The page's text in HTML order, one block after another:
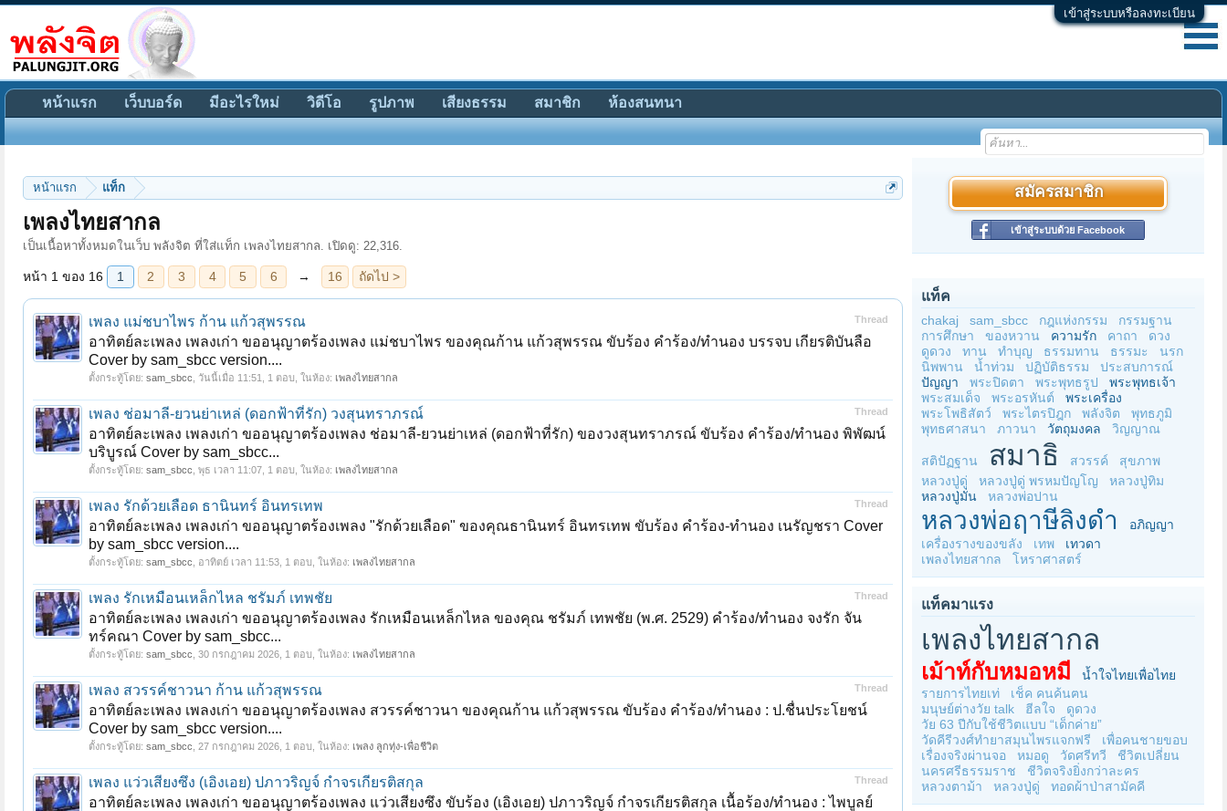
เข้าสู่ระบบหรือลงทะเบียน
หน้าแรก แท็ก
เพลงไทยสากล
เป็นเนื้อหาทั้งหมดในเว็บ พลังจิต ที่ใส่แท็ก เพลงไทยสากล. เปิดดู: 22,316.
หน้า 1 ของ 16 1 2 3 4 5 6 → 16 ถัดไป >
Thread
เพลง แม่ชบาไพร ก้าน แก้วสุพรรณ
อาทิตย์ละเพลง เพลงเก่า ขออนุญาตร้องเพลง แม่ชบาไพร ของคุณก้าน แก้วสุพรรณ ขับร้อง คำร้อง/ทำนอง บรรจบ เกียรติบันลือ
Cover by sam_sbcc version....
ตั้งกระทู้โดย: sam_sbcc วันนี้เมื่อ 11:51 , 1 ตอบ, ในห้อง: เพลงไทยสากล
Thread
เพลง ช่อมาลี-ยวนย่าเหล่ (ดอกฟ้าที่รัก) วงสุนทราภรณ์
อาทิตย์ละเพลง เพลงเก่า ขออนุญาตร้องเพลง ช่อมาลี-ยวนย่าเหล่ (ดอกฟ้าที่รัก) ของวงสุนทราภรณ์ ขับร้อง คำร้อง/ทำนอง พิพัฒน์
บริบูรณ์ Cover by sam_sbcc...
ตั้งกระทู้โดย: sam_sbcc พุธ เวลา 11:07 , 1 ตอบ, ในห้อง: เพลงไทยสากล
Thread
เพลง รักด้วยเลือด ธานินทร์ อินทรเทพ
อาทิตย์ละเพลง เพลงเก่า ขออนุญาตร้องเพลง "รักด้วยเลือด" ของคุณธานินทร์ อินทรเทพ ขับร้อง คำร้อง-ทำนอง เนรัญชรา Cover
by sam_sbcc version....
ตั้งกระทู้โดย: sam_sbcc อาทิตย์ เวลา 11:53 , 1 ตอบ, ในห้อง: เพลงไทยสากล
Thread
เพลง รักเหมือนเหล็กไหล ชรัมภ์ เทพชัย
อาทิตย์ละเพลง เพลงเก่า ขออนุญาตร้องเพลง รักเหมือนเหล็กไหล ของคุณ ชรัมภ์ เทพชัย (พ.ศ. 2529) คำร้อง/ทำนอง จงรัก จัน
ทร์คณา Cover by sam_sbcc...
ตั้งกระทู้โดย: sam_sbcc 30 กรกฎาคม 2026 , 1 ตอบ, ในห้อง: เพลงไทยสากล
Thread
เพลง สวรรค์ชาวนา ก้าน แก้วสุพรรณ
อาทิตย์ละเพลง เพลงเก่า ขออนุญาตร้องเพลง สวรรค์ชาวนา ของคุณก้าน แก้วสุพรรณ ขับร้อง คำร้อง/ทำนอง : ป.ชื่นประโยชน์
Cover by sam_sbcc version....
ตั้งกระทู้โดย: sam_sbcc 27 กรกฎาคม 2026 , 1 ตอบ, ในห้อง: เพลง ลูกทุ่ง-เพื่อชีวิต
Thread
เพลง แว่วเสียงซึง (เอิงเอย) ปภาวริญจ์ กำจรเกียรติสกุล
อาทิตย์ละเพลง เพลงเก่า ขออนุญาตร้องเพลง แว่วเสียงซึง ขับร้อง (เอิงเอย) ปภาวริญจ์ กำจรเกียรติสกุล เนื้อร้อง/ทำนอง : ไพบูลย์
สมัครสมาชิก
เข้าสู่ระบบด้วย Facebook
แท็ค
chakaj sam_sbcc กฎแห่งกรรม
กรรมฐาน
การศึกษา
ของหวาน ความรัก คาถา
ดวง
ดูดวง
ทาน ทำบุญ ธรรมทาน ธรรมะ
นรก
นิพพาน
น้ำท่วม ปฏิบัติธรรม
ประสบการณ์
ปัญญา
พระปิดตา พระพุทธรูป
พระพุทธเจ้า
พระสมเด็จ
พระอรหันต์
พระเครื่อง
พระโพธิสัตว์
พระไตรปิฎก พลังจิต
พุทธภูมิ
พุทธศาสนา
ภาวนา วัตถุมงคล วิญญาณ
สติปัฏฐาน สมาธิ สวรรค์
สุขภาพ
หลวงปู่ดู่
หลวงปู่ดู่ พรหมปัญโญ
หลวงปู่ทิม
หลวงปู่มั่น
หลวงพ่อปาน
หลวงพ่อฤาษีลิงดำ
อภิญญา
เครื่องรางของขลัง
เทพ
เทวดา
เพลงไทยสากล
โหราศาสตร์
แท็คมาแรง
เพลงไทยสากล
เม้าท์กับหมอหมี
น้ำใจไทยเพื่อไทย
รายการไทยเท่
เช็ค คนค้นฅน
มนุษย์ต่างวัย talk
ฮีลใจ
ดูดวง
วัย 63 ปีกับใช้ชีวิตแบบ “เด็กค่าย”
วัดคีรีวงศ์ทำยาสมุนไพรแจกฟรี
เพื่อคนชายขอบ
เรื่องจริงผ่านจอ
หมอดู วัดศรีทวี
ชีวิตเปลี่ยน
นครศรีธรรมราช
ชีวิตจริงยิ่งกว่าละคร
หลวงตาม้า
หลวงปู่ดู่ ทอดผ้าป่าสามัคคี
หน้าแรก เว็บบอร์ด มีอะไรใหม่ วิดีโอ รูปภาพ เสียงธรรม สมาชิก ห้องสนทนา